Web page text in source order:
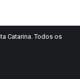
Catarina. Todos os